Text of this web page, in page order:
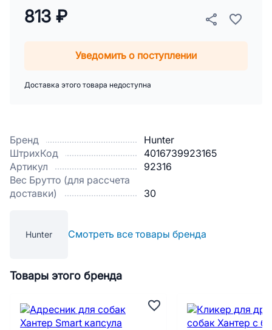
Бренд
Hunter
ШтрихКод
4016739923165
Артикул
92316
Вес Брутто (для рассчета
доставки)
30
Hunter Смотреть все товары бренда
813 ₽
Уведомить о поступлении
Доставка этого товара недоступна
Товары этого бренда